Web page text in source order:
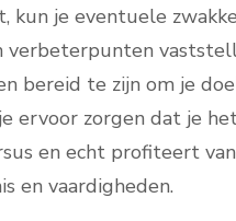
kun je eventuele
verbeterpunten
bereid te zijn om je
ervoor zorgen dat je
en echt profiteert
en vaardigheden.